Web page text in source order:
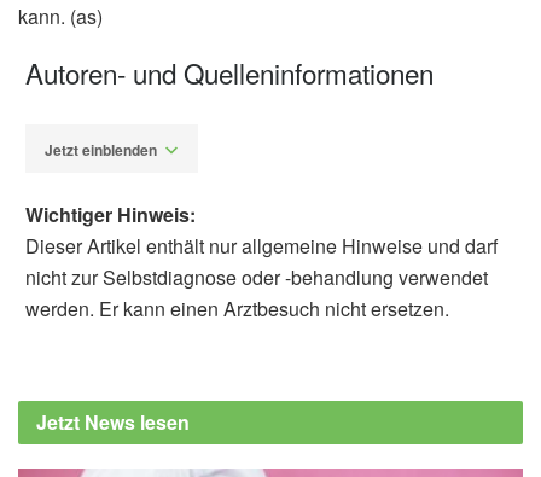
kann. (as)
Autoren- und Quelleninformationen
Jetzt einblenden
Anushka Sharma, Antony Payton, et al.: Meal
timing trajectories in older adults and their
Wichtiger Hinweis:
Dieser Artikel enthält nur allgemeine Hinweise und darf
nicht zur Selbstdiagnose oder -behandlung verwendet
werden. Er kann einen Arztbesuch nicht ersetzen.
Jetzt News lesen